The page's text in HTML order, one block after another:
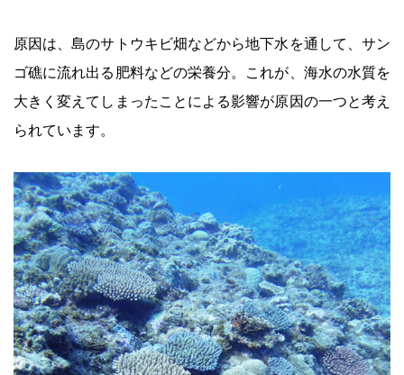
原因は、島のサトウキビ畑などから地下水を通して、サン
ゴ礁に流れ出る肥料などの栄養分。これが、海水の水質を
大きく変えてしまったことによる影響が原因の一つと考え
られています。